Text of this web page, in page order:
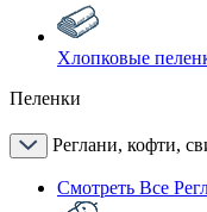
Хлопковые
Пеленки
Реглани, кофти,
Смотреть Все